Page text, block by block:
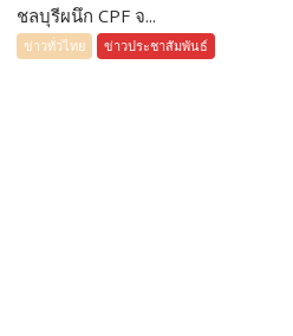
ชลบุรีผนึก CPF จ...
ข่าวทั่วไทย ข่าวประชาสัมพันธ์